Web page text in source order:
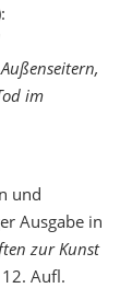
im
und
Ausgabe in
zur Kunst
12. Aufl.